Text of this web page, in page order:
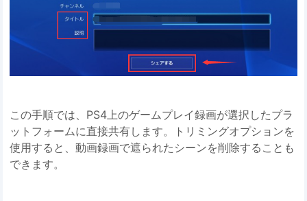
この手順では、PS4上のゲームプレイ録画が選択したプラ
ットフォームに直接共有します。トリミングオプションを
使用すると、動画録画で遮られたシーンを削除することも
できます。